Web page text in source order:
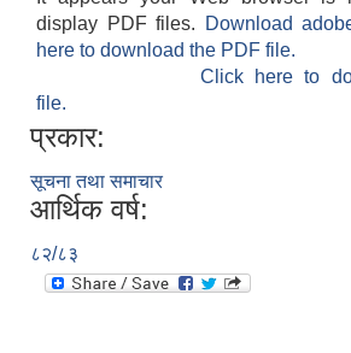
display PDF files.
Download
here to download the PDF file.
Click here to
file.
प्रकार:
सूचना तथा समाचार
आर्थिक वर्ष:
८२/८३